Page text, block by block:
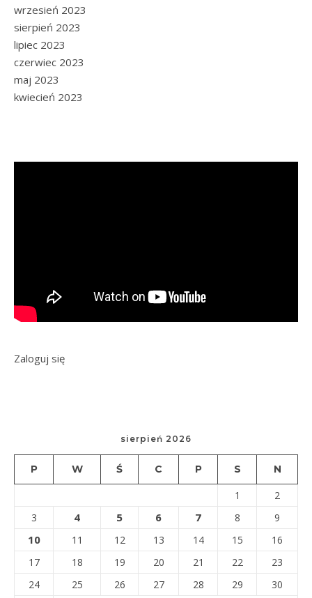
wrzesień 2023
sierpień 2023
lipiec 2023
czerwiec 2023
maj 2023
kwiecień 2023
Zaloguj się
sierpień 2026
P W Ś C P S N
1
2
3
4 5 6 7 8 9
10 11 12 13 14 15
16
17
18 19 20 21 22
23
24
25 26 27 28 29
30